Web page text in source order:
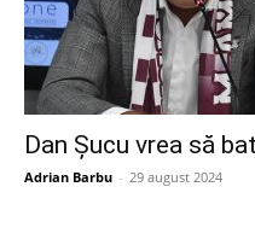
Dan Șucu vrea să
Adrian Barbu - 29 august 2024